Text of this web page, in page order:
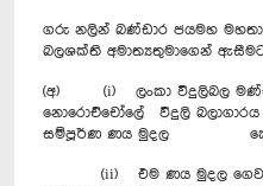
ගරු නලින් බණ්ඩාර ජයමහ
බලශක්ති අමාත්‍යතුමාගෙන්
(අ) (i) ලංකා විදුලිබල
නො‍රොච්චෝලේ විදුලි
සම්පූර්ණ ණය මුදල
(ii) එම ණය මුදල ගෙවනු